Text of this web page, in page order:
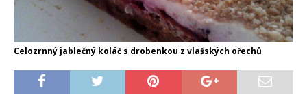
Celozrnný jablečný koláč s drobenkou z vlašských ořechů